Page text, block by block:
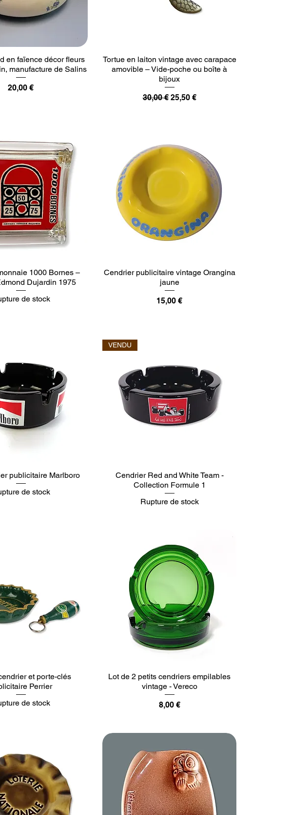
en faïence décor fleurs
manufacture de Salins
Prix
20,00 €
Tortue en laiton vintage avec carapace
amovible – Vide-poche ou boîte à
bijoux
Prix original
30,00 € Prix promotionnel
25,50 €
1000 Bornes –
Dujardin 1975
de stock
Cendrier publicitaire vintage Orangina
jaune
Prix
15,00 €
publicitaire Marlboro
de stock
VENDU
Cendrier Red and White Team -
Collection Formule 1
Rupture de stock
et porte-clés
Perrier
de stock
Lot de 2 petits cendriers empilables
vintage - Vereco
Prix
8,00 €